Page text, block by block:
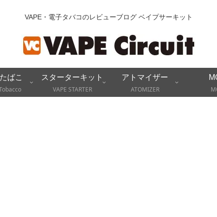
VAPE・電子タバコのレビューブログ ベイプサーキット
ばこ
スターターキット
VAPE STARTER
アトマイザー
ATOMIZER